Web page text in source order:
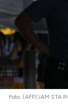
Foto: (AFP/JAM STA